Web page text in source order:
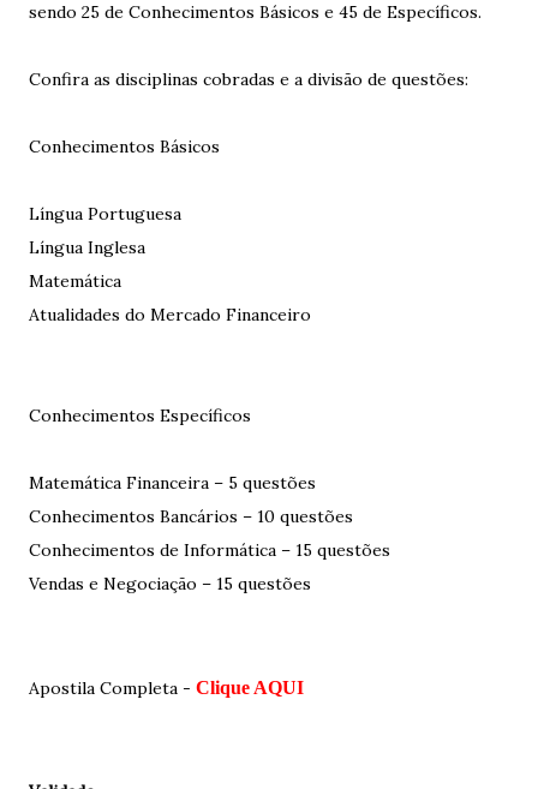
sendo 25 de Conhecimentos Básicos e 45 de Específicos.
Confira as disciplinas cobradas e a divisão de questões:
Conhecimentos Básicos
Língua Portuguesa
Língua Inglesa
Matemática
Atualidades do Mercado Financeiro
Conhecimentos Específicos
Matemática Financeira – 5 questões
Conhecimentos Bancários – 10 questões
Conhecimentos de Informática – 15 questões
Vendas e Negociação – 15 questões
Apostila Completa - Clique AQUI